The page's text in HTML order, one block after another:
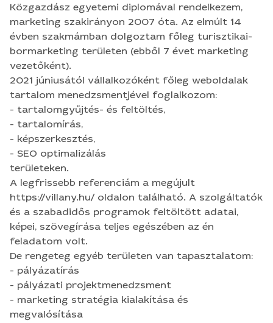
weboldalak tartalom menedzsmentjével
foglalkozom: - tartalomgyűjtés- és feltöltés, -
tartalomírás, - képszerkesztés, - SEO optimalizálás
területeken. A legfrissebb referenciám a megújult
https://villany.hu/ oldalon található. A szolgáltatók
és a szabadidős programok feltöltött adatai,
képei, szövegírása teljes egészében az én
feladatom volt. De rengeteg egyéb területen van
tapasztalatom: - pályázatírás - pályázati
projektmenedzsment - marketing stratégia
kialakítása és megvalósítása - marketing
tanácsadás
Közgazdász egyetemi diplomával rendelkezem,
marketing szakirányon 2007 óta. Az elmúlt 14
évben szakmámban dolgoztam főleg turisztikai-
bormarketing területen (ebből 7 évet marketing
vezetőként).
2021 júniusától vállalkozóként főleg weboldalak
tartalom menedzsmentjével foglalkozom:
- tartalomgyűjtés- és feltöltés,
- tartalomírás,
- képszerkesztés,
- SEO optimalizálás
területeken.
A legfrissebb referenciám a megújult
https://villany.hu/ oldalon található. A szolgáltatók
és a szabadidős programok feltöltött adatai,
képei, szövegírása teljes egészében az én
feladatom volt.
De rengeteg egyéb területen van tapasztalatom:
- pályázatírás
- pályázati projektmenedzsment
- marketing stratégia kialakítása és
megvalósítása